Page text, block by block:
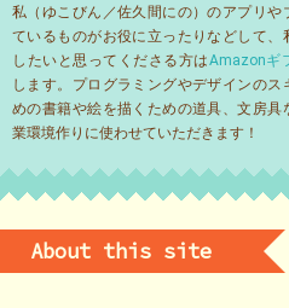
私（ゆこびん／佐久間にの）のアプリや
ているものがお役に立ったりなどして、
したいと思ってくださる方はAmazonギ
します。プログラミングやデザインのス
めの書籍や絵を描くための道具、文房具
業環境作りに使わせていただきます！
About this site